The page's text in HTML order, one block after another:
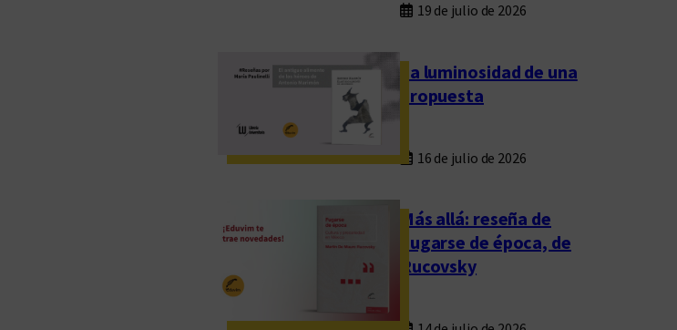
19 de julio de 2026
La luminosidad de una
propuesta
16 de julio de 2026
Más allá: reseña de
Fugarse de época, de
Rucovsky